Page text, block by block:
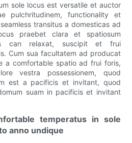
sole locus est versatile et auctor
pulchritudinem, functionality et
transitus a domesticas ad
praebet clara et spatiosum
can relaxat, suscipit et frui
Cum sua facultatem ad producat
a comfortable spatio ad frui foris,
vestra possessionem, quod
est a pacificis et invitant, quod
suam in pacificis et invitant
temperatus in sole
anno undique